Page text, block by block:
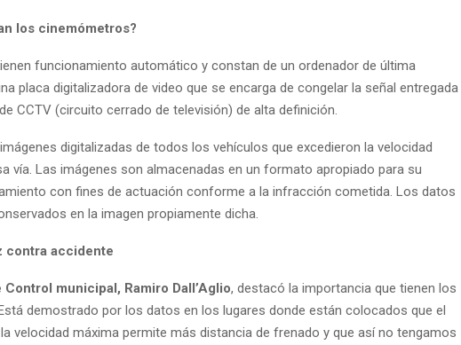
los cinemómetros?
funcionamiento automático y constan de un ordenador de última
placa digitalizadora de video que se encarga de congelar la señal entregada
CCTV (circuito cerrado de televisión) de alta definición.
digitalizadas de todos los vehículos que excedieron la velocidad
vía. Las imágenes son almacenadas en un formato apropiado para su
con fines de actuación conforme a la infracción cometida. Los datos
en la imagen propiamente dicha.
contra accidente
municipal, Ramiro Dall’Aglio, destacó la importancia que tienen los
demostrado por los datos en los lugares donde están colocados que el
velocidad máxima permite más distancia de frenado y que así no tengamos